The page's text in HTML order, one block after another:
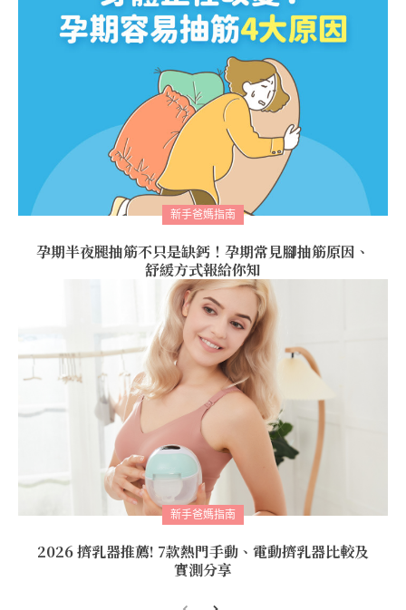
新手爸媽指南
孕期半夜腿抽筋不只是缺鈣！孕期常見腳抽筋原因、
舒緩方式報給你知
新手爸媽指南
2026 擠乳器推薦! 7款熱門手動、電動擠乳器比較及
實測分享